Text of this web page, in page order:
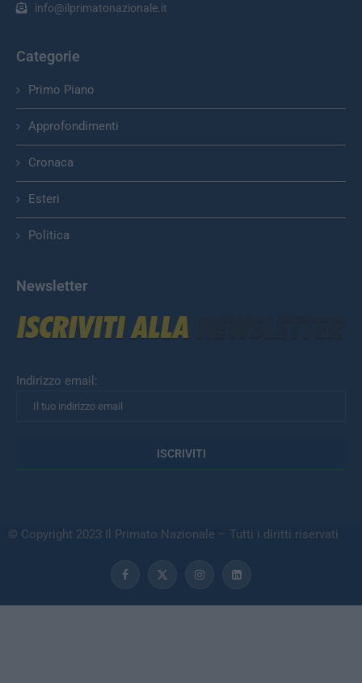
info@ilprimatonazionale.it
Categorie
Primo Piano
Approfondimenti
Cronaca
Esteri
Politica
Newsletter
Indirizzo email:
© Copyright 2023 Il Primato Nazionale – Tutti i diritti riservati